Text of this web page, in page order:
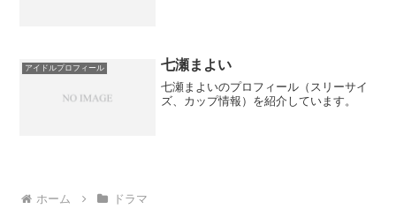
アイドルプロフィール 七瀬まよい
七瀬まよいのプロフィール（スリーサイ
ズ、カップ情報）を紹介しています。
ホーム ドラマ